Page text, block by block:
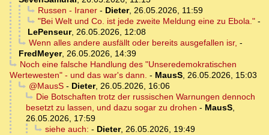
Russen - Iraner- Dieter, 26.05.2026, 11:59
"Bei Welt und Co. ist jede zweite Meldung eine zu Ebola."-
LePenseur, 26.05.2026, 12:08
Wenn alles andere ausfällt oder bereits ausgefallen isr, -
FredMeyer, 26.05.2026, 14:39
Noch eine falsche Handlung des "Unseredemokratischen
Wertewesten" - und das war's dann. - MausS 26.05.2026, 15:03
@MausS- Dieter, 26.05.2026, 16:06
Die Botschaften trotz der russischen Warnungen dennoch
besetzt zu lassen, und dazu sogar zu drohen - MausS
26.05.2026, 17:59
siehe auch: - Dieter, 26.05.2026, 19:49